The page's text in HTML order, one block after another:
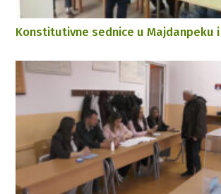
Konstitutivne sednice u Majdanpeku